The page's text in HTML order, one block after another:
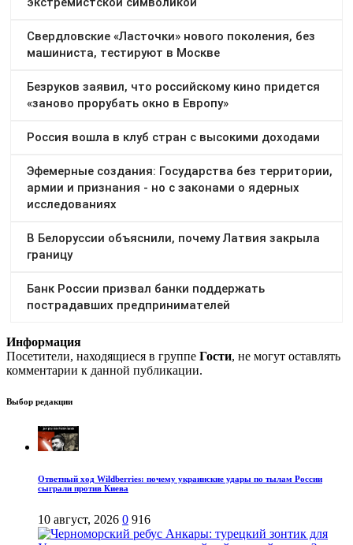
Информация
Посетители, находящиеся в группе Гости, не могут оставлять
комментарии к данной публикации.
Выбор редакции
Ответный ход Wildberries: почему украинские удары по тылам России
сыграли против Киева
10 август, 2026 0 916